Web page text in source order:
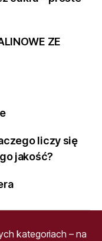
ZE
liczy się
jakość?
kategoriach – na